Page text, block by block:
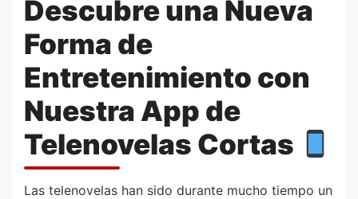
Descubre una Nueva
Forma de
Entretenimiento con
Nuestra App de
Telenovelas Cortas
Las telenovelas han sido durante mucho tiempo un